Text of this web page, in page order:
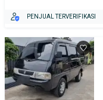
PENJUAL TERVERIFIKASI